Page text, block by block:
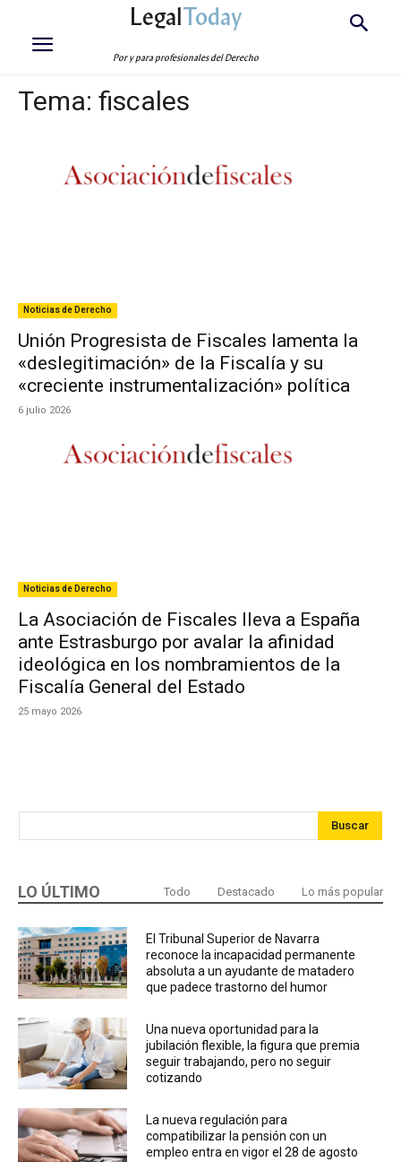
LegalToday
Por y para profesionales del Derecho
Tema: fiscales
Noticias de Derecho
Unión Progresista de Fiscales lamenta la
«deslegitimación» de la Fiscalía y su
«creciente instrumentalización» política
6 julio 2026
Noticias de Derecho
La Asociación de Fiscales lleva a España
ante Estrasburgo por avalar la afinidad
ideológica en los nombramientos de la
Fiscalía General del Estado
25 mayo 2026
Buscar
LO ÚLTIMO Todo Destacado Lo más popular
El Tribunal Superior de Navarra
reconoce la incapacidad permanente
absoluta a un ayudante de matadero
que padece trastorno del humor
Una nueva oportunidad para la
jubilación flexible, la figura que premia
seguir trabajando, pero no seguir
cotizando
La nueva regulación para
compatibilizar la pensión con un
empleo entra en vigor el 28 de agosto